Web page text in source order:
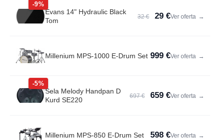
-9%
Evans 14" Hydraulic Black
Tom
32 € 29 €Ver oferta →
Millenium MPS-1000 E-Drum Set 999 €Ver oferta →
-5%
Sela Melody Handpan D
Kurd SE220
697 € 659 €Ver oferta →
Millenium MPS-850 E-Drum Set 598 €Ver oferta →